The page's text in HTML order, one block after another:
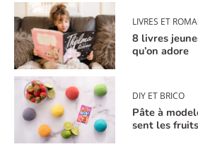
LIVRES ET
8 livres
qu’on adore
DIY ET BRICO
Pâte à
sent les fruits